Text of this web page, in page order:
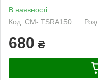
В наявності
Код: CM- TSRA150
680 ₴